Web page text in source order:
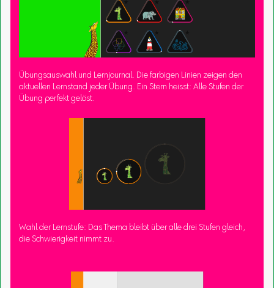
Übungsauswahl und Lernjournal. Die farbigen Linien zeigen den
aktuellen Lernstand jeder Übung. Ein Stern heisst: Alle Stufen der
Übung perfekt gelöst.
Wahl der Lernstufe: Das Thema bleibt über alle drei Stufen gleich,
die Schwierigkeit nimmt zu.